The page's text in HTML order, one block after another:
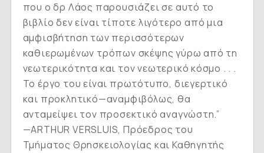
που ο δρ Λάος παρουσιάζει σε αυτό το
βιβλίο δεν είναι τίποτε λιγότερο από μια
αμφισβήτηση των περισσότερων
καθιερωμένων τρόπων σκέψης γύρω από τη
νεωτερικότητα και τον νεωτερικό κόσμο . . .
Το έργο του είναι πρωτότυπο, διεγερτικό
και προκλητικό—αναμφιβόλως, θα
ανταμείψει τον προσεκτικό αναγνώστη.”
—ARTHUR VERSLUIS, Πρόεδρος του
Τμήματος Θρησκειολογίας και Καθηγητής